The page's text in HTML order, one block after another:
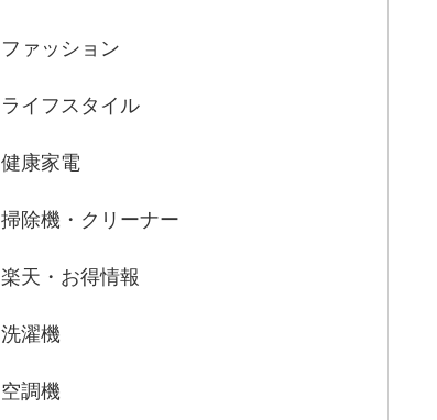
ファッション
ライフスタイル
健康家電
掃除機・クリーナー
楽天・お得情報
洗濯機
空調機